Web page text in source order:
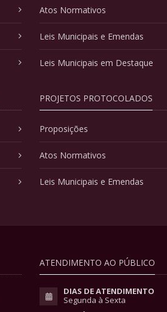
Atos Normativos
Leis Municipais e Emendas
Leis Municipais em Destaque
PROJETOS PROTOCOLADOS
Proposições
Atos Normativos
Leis Municipais e Emendas
ATENDIMENTO AO PÚBLICO
DIAS DE ATENDIMENTO
Segunda à Sexta